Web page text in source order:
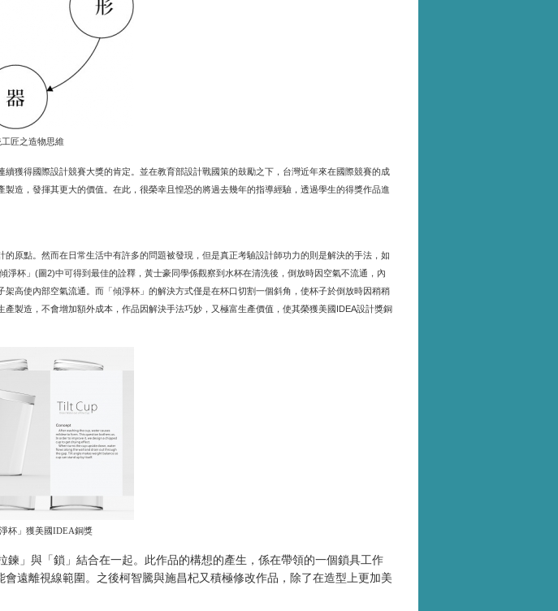
工匠之造物思維
獲得國際設計競賽大獎的肯定。並在教育部設計戰國策的鼓勵之下，台灣近年來在國際競賽的成
造，發揮其更大的價值。在此，很榮幸且惶恐的將過去幾年的指導經驗，透過學生的得獎作品進
原點。然而在日常生活中有許多的問題被發現，但是真正考驗設計師功力的則是解決的手法，如
淨杯」 (圖2)中可得到最佳的詮釋，黃士豪同學係觀察到水杯在清洗後，倒放時因空氣不流通，內
高使內部空氣流通。而「傾淨杯」的解決方式僅是在杯口切割一個斜角，使杯子於倒放時因稍稍
製造，不會增加額外成本，作品因解決手法巧妙，又極富生產價值，使其榮獲美國IDEA設計獎銅
杯」獲美國IDEA銅獎
鍊」與「鎖」結合在一起。此作品的構想的產生，係在帶領的一個鎖具工作
遠離視線範圍。之後柯智騰與施昌杞又積極修改作品，除了在造型上更加美